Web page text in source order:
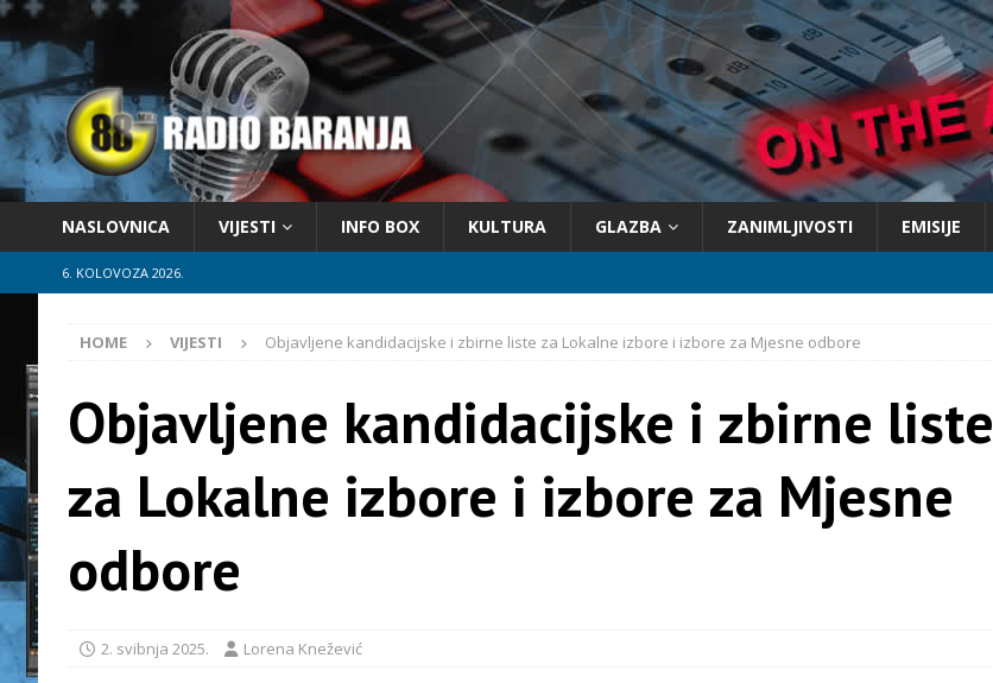
NASLOVNICA VIJESTI INFO BOX KULTURA GLAZBA ZANIMLJIVOSTI EMISIJE
6. KOLOVOZA 2026.
HOME VIJESTI Objavljene kandidacijske i zbirne liste za Lokalne izbore i izbore za Mjesne odbore
Objavljene kandidacijske i zbirne liste
za Lokalne izbore i izbore za Mjesne
odbore
2. svibnja 2025. Lorena Knežević